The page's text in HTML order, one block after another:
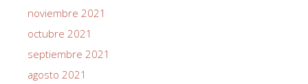
noviembre 2021
octubre 2021
septiembre 2021
agosto 2021